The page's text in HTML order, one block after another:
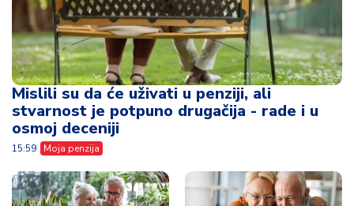
Mislili su da će uživati u penziji, ali
stvarnost je potpuno drugačija - rade i u
osmoj deceniji
15:59 Moja penzija